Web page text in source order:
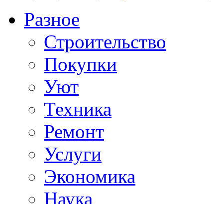
Разное
Строительство
Покупки
Уют
Техника
Ремонт
Услуги
Экономика
Наука